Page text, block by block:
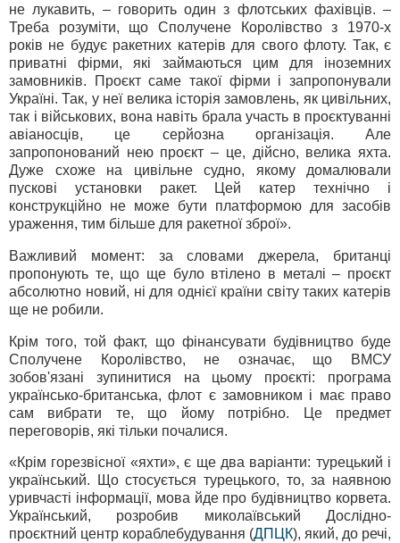
не лукавить, – говорить один з флотських фахівців. –
Треба розуміти, що Сполучене Королівство з 1970-х
років не будує ракетних катерів для свого флоту. Так, є
приватні фірми, які займаються цим для іноземних
замовників. Проєкт саме такої фірми і запропонували
Україні. Так, у неї велика історія замовлень, як цивільних,
так і військових, вона навіть брала участь в проєктуванні
авіаносців, це серйозна організація. Але
запропонований нею проєкт – це, дійсно, велика яхта.
Дуже схоже на цивільне судно, якому домалювали
пускові установки ракет. Цей катер технічно і
конструкційно не може бути платформою для засобів
ураження, тим більше для ракетної зброї».
Важливий момент: за словами джерела, британці
пропонують те, що ще було втілено в металі – проєкт
абсолютно новий, ні для однієї країни світу таких катерів
ще не робили.
Крім того, той факт, що фінансувати будівництво буде
Сполучене Королівство, не означає, що ВМСУ
зобов'язані зупинитися на цьому проєкті: програма
українсько-британська, флот є замовником і має право
сам вибрати те, що йому потрібно. Це предмет
переговорів, які тільки почалися.
«Крім горезвісної «яхти», є ще два варіанти: турецький і
український. Що стосується турецького, то, за наявною
уривчасті інформації, мова йде про будівництво корвета.
Український, розробив миколаївський Дослідно-
проєктний центр кораблебудування (ДПЦК), який, до речі,